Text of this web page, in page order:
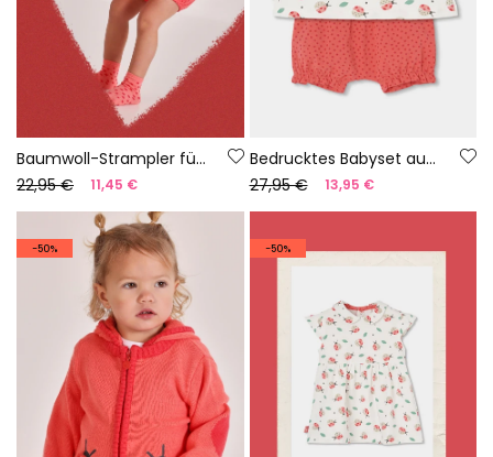
Baumwoll-Strampler für Baby mit Aufdruck
22,95 €
11,45 €
Bedrucktes Babyset aus Baumwolle
27,95 €
13,95 €
-50% -50%